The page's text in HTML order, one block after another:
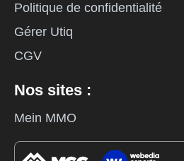
Politique de confidentialité
Gérer Utiq
CGV
Nos sites :
Mein MMO